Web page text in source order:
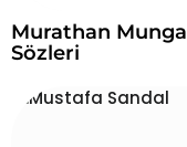
Murathan
Sözleri